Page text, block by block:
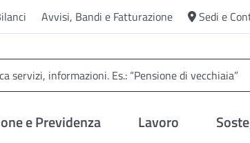
Avvisi, Bandi e Fatturazione Sedi e
e Previdenza Lavoro